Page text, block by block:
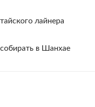
лайнера
в Шанхае